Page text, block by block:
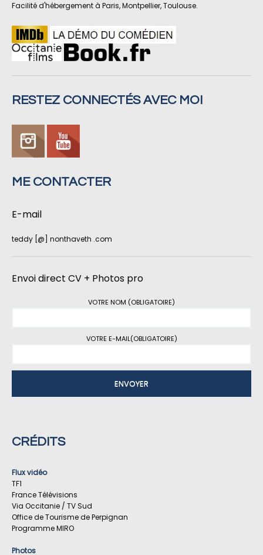
Facilité d'hébergement à Paris, Montpellier, Toulouse.
RESTEZ CONNECTÉS AVEC MOI
ME CONTACTER
E-mail
teddy [@] nonthaveth .com
Envoi direct CV + Photos pro
VOTRE NOM (OBLIGATOIRE)
VOTRE E-MAIL(OBLIGATOIRE)
CRÉDITS
Flux vidéo
TF1
France Télévisions
Via Occitanie / TV Sud
Office de Tourisme de Perpignan
Programme MIRO
Photos